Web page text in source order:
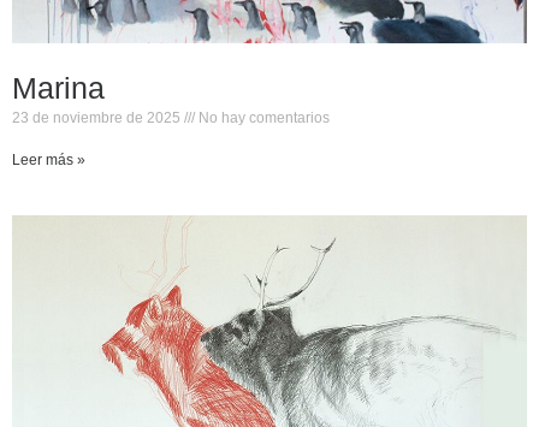
Marina
23 de noviembre de 2025 No hay comentarios
Leer más »